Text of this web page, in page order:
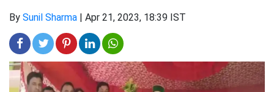
By Sunil Sharma | Apr 21, 2023, 18:39 IST